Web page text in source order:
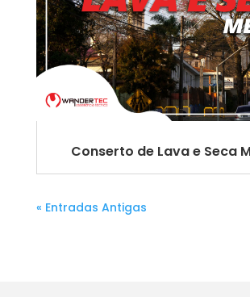
Conserto de Lava e Seca
« Entradas Antigas